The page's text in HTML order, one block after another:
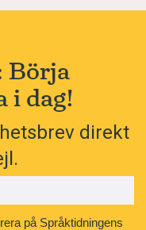
Börja
i dag!
direkt
på Språktidningens